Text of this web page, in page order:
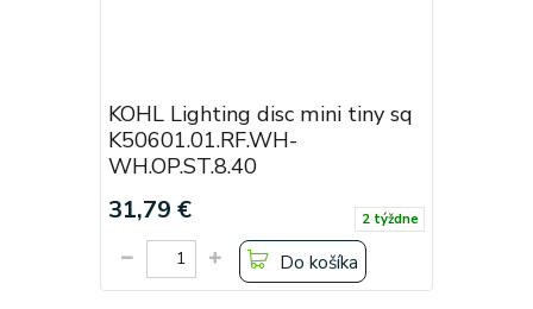
KOHL Lighting disc mini tiny sq
K50601.01.RF.WH-
WH.OP.ST.8.40
31,79 € 2 týždne
Do košíka